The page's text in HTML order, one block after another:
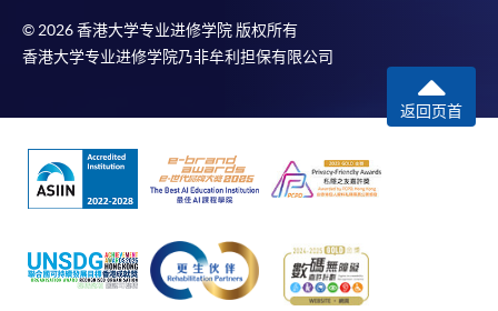
課程/科目報名注意事項:
選用網上報名服務必須在已接駁互聯網及支援
JavaScript程式瀏覽器的電腦上進行。建議選用
Google Chrome瀏覽器。
申請人不應閒置申請超過10分鐘。否則，申請人
網上報名只支援「提早報讀優惠」。如需享用其他
報讀優惠，請親臨學院的報名中心報名。
© 2026 香港大学专业进修学院 版权所有
香港大学专业进修学院乃非牟利担保有限公司
返回页首